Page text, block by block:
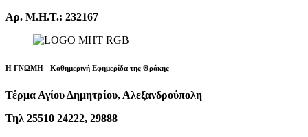
Αρ. Μ.Η.Τ.: 232167
Η ΓΝΩΜΗ - Καθημερινή Εφημερίδα της Θράκης
Τέρμα Αγίου Δημητρίου, Αλεξανδρούπολη
Τηλ 25510 24222, 29888